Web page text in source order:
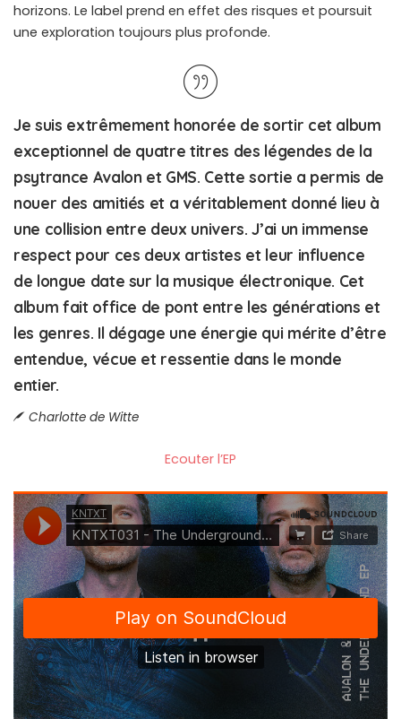
horizons. Le label prend en effet des risques et poursuit
une exploration toujours plus profonde.
Je suis extrêmement honorée de sortir cet album
exceptionnel de quatre titres des légendes de la
psytrance Avalon et GMS. Cette sortie a permis de
nouer des amitiés et a véritablement donné lieu à
une collision entre deux univers. J’ai un immense
respect pour ces deux artistes et leur influence
de longue date sur la musique électronique. Cet
album fait office de pont entre les générations et
les genres. Il dégage une énergie qui mérite d’être
entendue, vécue et ressentie dans le monde
entier.
Charlotte de Witte
Ecouter l’EP